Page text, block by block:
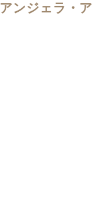
アンジェラ・ア